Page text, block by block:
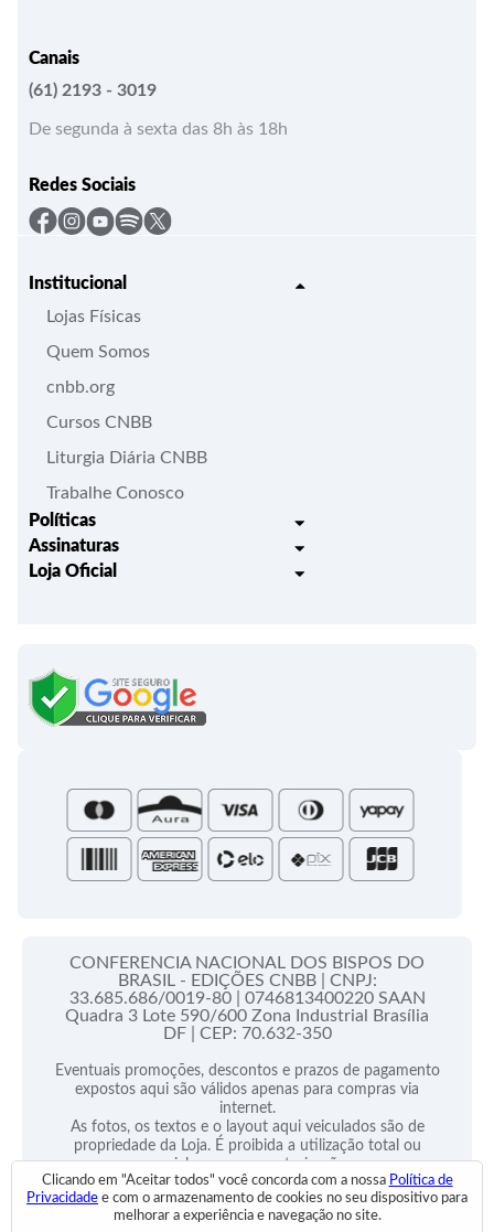
Canais
(61) 2193 - 3019
De segunda à sexta das 8h às 18h
Redes Sociais
Institucional
Lojas Físicas
Quem Somos
cnbb.org
Cursos CNBB
Liturgia Diária CNBB
Trabalhe Conosco
Políticas
Trocas e Devoluções
Assinaturas
Liturgia Igreja em Oração
Roteiros Homiléticos
Folhetos e Partituras
Loja Oficial
Bíblias - Tradução Oficial
Campanha da Fraternidade
CONFERENCIA NACIONAL DOS BISPOS DO
BRASIL - EDIÇÕES CNBB | CNPJ:
33.685.686/0019-80 | 0746813400220 SAAN
Quadra 3 Lote 590/600 Zona Industrial Brasília
DF | CEP: 70.632-350
Eventuais promoções, descontos e prazos de pagamento
expostos aqui são válidos apenas para compras via
internet.
As fotos, os textos e o layout aqui veiculados são de
propriedade da Loja. É proibida a utilização total ou
parcial sem nossa autorização.
2025 © Todos Direitos Reservados
Clicando em "Aceitar todos" você concorda com a nossa Política de
Privacidade e com o armazenamento de cookies no seu dispositivo para
melhorar a experiência e navegação no site.